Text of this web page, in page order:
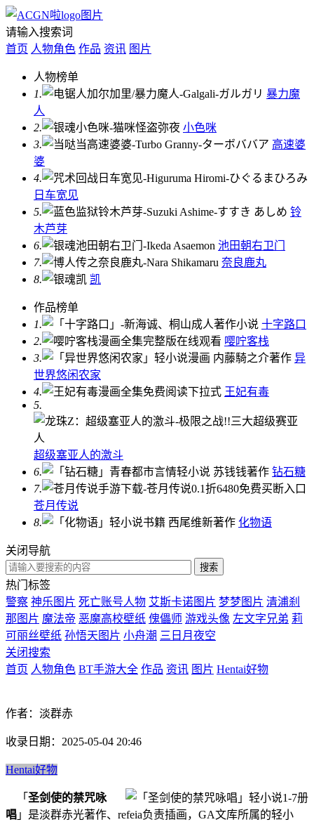
请输入搜索词
首页 人物角色 作品 资讯 图片
人物榜单
1.
暴力魔
人
2.
小色咪
3.
高速婆
婆
4.
日车宽见
5.
铃
木芦芽
6.
池田朝右卫门
7.
奈良鹿丸
8.
凯
作品榜单
1.
十字路口
2.
嘤咛客栈
3.
异
世界悠闲农家
4.
王妃有毒
5.
超级塞亚人的激斗
6.
钻石糖
7.
苍月传说
8.
化物语
关闭导航
热门标签
警察 神乐图片 死亡账号人物 艾斯卡诺图片 梦梦图片 清浦刹
那图片 魔法帝 恶魔高校壁纸 傀儡师 游戏头像 左文字兄弟 莉
可丽丝壁纸 孙悟天图片 小舟潮 三日月夜空
关闭搜索
首页 人物角色 BT手游大全 作品 资讯 图片 Hentai好物
作者：淡群赤
收录日期：2025-05-04 20:46
Hentai好物
「 圣剑使的禁咒咏
唱 」是淡群赤光著作、refeia负责插画，GA文库所属的轻小